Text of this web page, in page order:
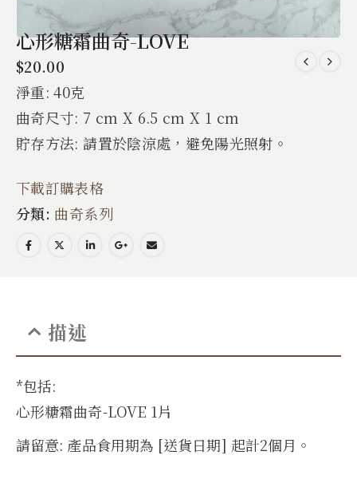
心形糖霜曲奇-LOVE
$20.00
淨重: 40克
曲奇尺寸: 7 cm X 6.5 cm X 1 cm
貯存方法: 請置於陰涼處，避免陽光照射。
下載訂購表格
分類: 曲奇系列
描述
*包括:
心形糖霜曲奇-LOVE 1片
請留意: 產品食用期為 [送貨日期] 起計2個月。